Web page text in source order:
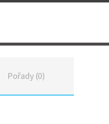
Pořady (0)